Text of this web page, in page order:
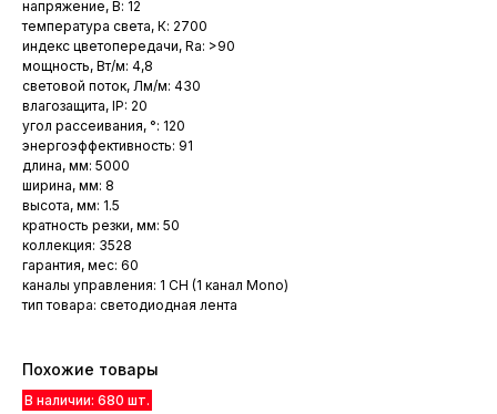
напряжение, В: 12
температура света, К: 2700
индекс цветопередачи, Ra: >90
мощность, Вт/м: 4,8
световой поток, Лм/м: 430
влагозащита, IP: 20
угол рассеивания, °: 120
энергоэффективность: 91
длина, мм: 5000
ширина, мм: 8
высота, мм: 1.5
кратность резки, мм: 50
коллекция: 3528
гарантия, мес: 60
каналы управления: 1 CH (1 канал Mono)
тип товара: светодиодная лента
Похожие товары